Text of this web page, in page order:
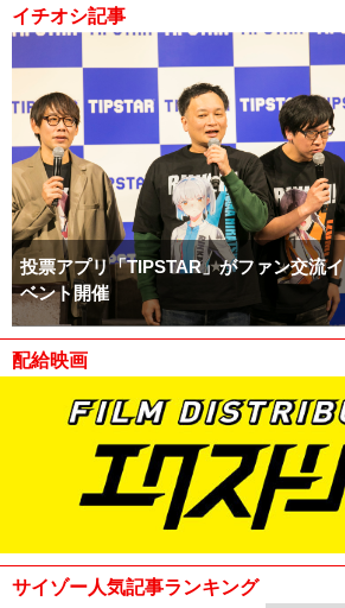
イチオシ記事
投票アプリ「TIPSTAR」がファン交流イ
ベント開催
配給映画
サイゾー人気記事ランキング